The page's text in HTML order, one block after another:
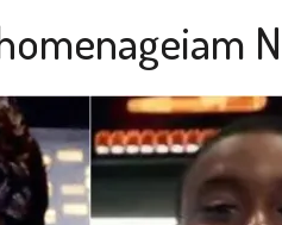
SDCC
DIFERENTES PONTOS DE VISTA
EM PRÉ-VENDA!